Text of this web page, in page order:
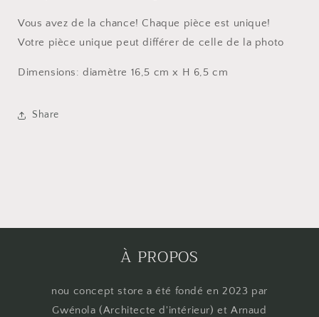
Vous avez de la chance! Chaque pièce est unique!
Votre pièce unique peut différer de celle de la photo
Dimensions: diamètre 16,5 cm x H 6,5 cm
Share
À PROPOS
nou concept store a été fondé en 2023 par
Gwénola (Architecte d'intérieur) et Arnaud